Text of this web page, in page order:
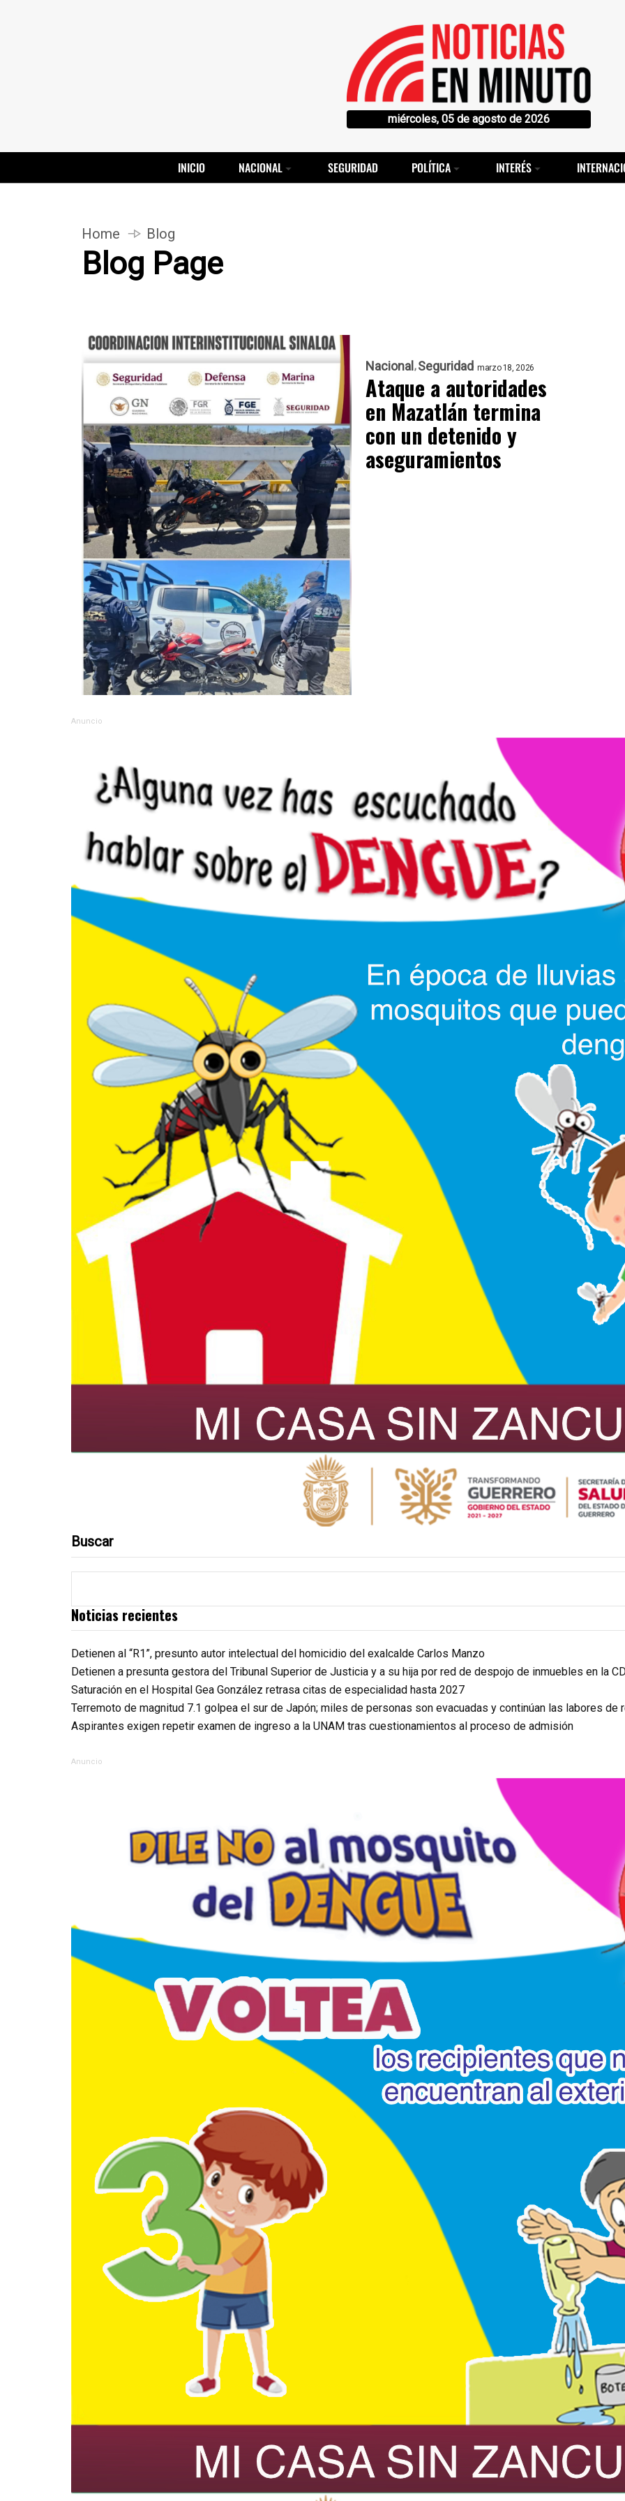
miércoles, 05 de agosto de 2026
INICIO NACIONAL SEGURIDAD POLÍTICA INTERÉS
Home Blog
Blog Page
Nacional Seguridad marzo 18, 2026
Ataque a autoridades
en Mazatlán termina
con un detenido y
aseguramientos
Anuncio
Buscar
Noticias recientes
Detienen al “R1”, presunto autor intelectual del homicidio del exalcalde Carlos Manzo
Detienen a presunta gestora del Tribunal Superior de Justicia y a su hija por red de despojo de inmuebles en la
Saturación en el Hospital Gea González retrasa citas de especialidad hasta 2027
Terremoto de magnitud 7.1 golpea el sur de Japón; miles de personas son evacuadas y continúan las labores de
Aspirantes exigen repetir examen de ingreso a la UNAM tras cuestionamientos al proceso de admisión
Anuncio